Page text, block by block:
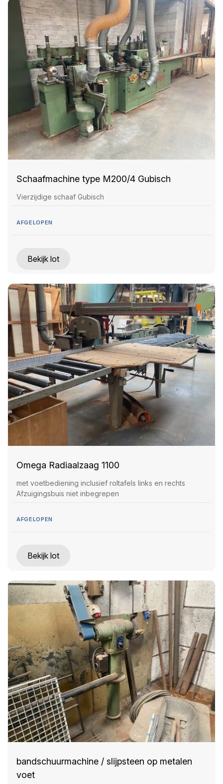
Schaafmachine type M200/4 Gubisch
Vierzijdige schaaf Gubisch
AFGELOPEN
Bekijk lot
Omega Radiaalzaag 1100
met voetbediening inclusief roltafels links en rechts
Afzuigingsbuis niet inbegrepen
AFGELOPEN
Bekijk lot
bandschuurmachine / slijpsteen op metalen
voet